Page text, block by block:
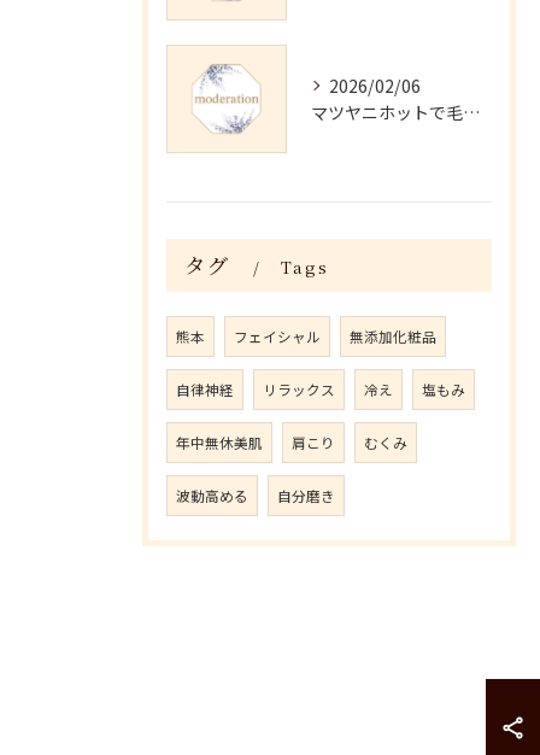
2026/02/06
マツヤニホットで毛穴・くすみ改善術
タグ Tags
熊本 フェイシャル 無添加化粧品
自律神経 リラックス 冷え 塩もみ
年中無休美肌 肩こり むくみ
波動高める 自分磨き